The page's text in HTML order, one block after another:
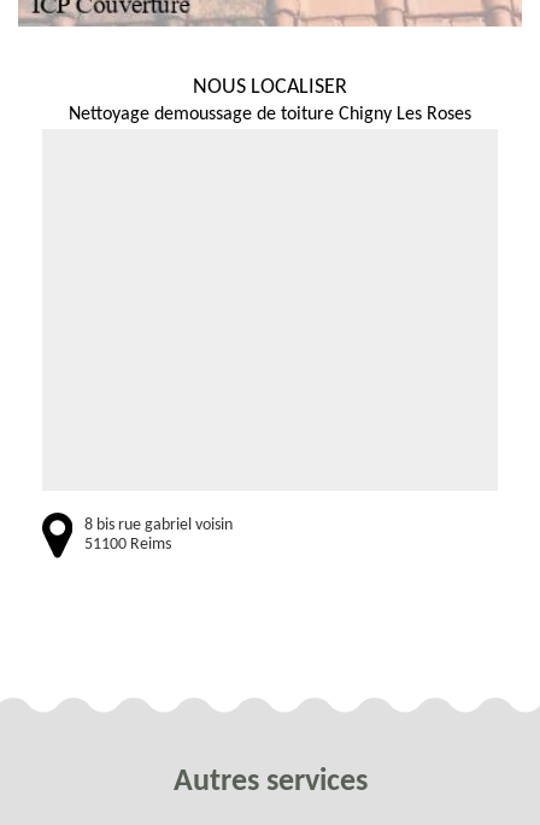
NOUS LOCALISER
Nettoyage demoussage de toiture Chigny Les Roses
8 bis rue gabriel voisin
51100 Reims
Autres services